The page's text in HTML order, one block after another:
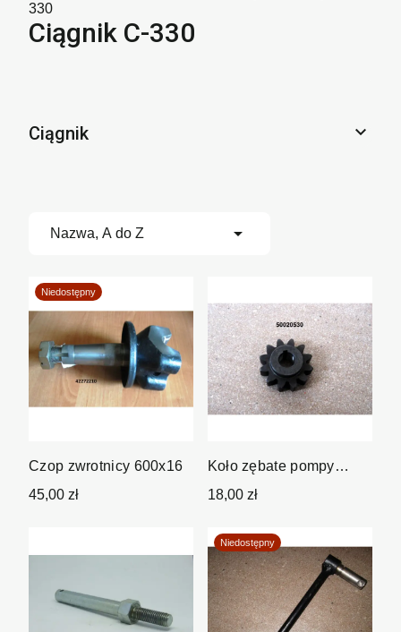
330
Ciągnik C-330
Nazwa, A do Z 
Niedostępny
Czop zwrotnicy 600x16
45,00 zł
Koło zębate pompy
hydraulicznej
18,00 zł
Niedostępny
Ciągnik 